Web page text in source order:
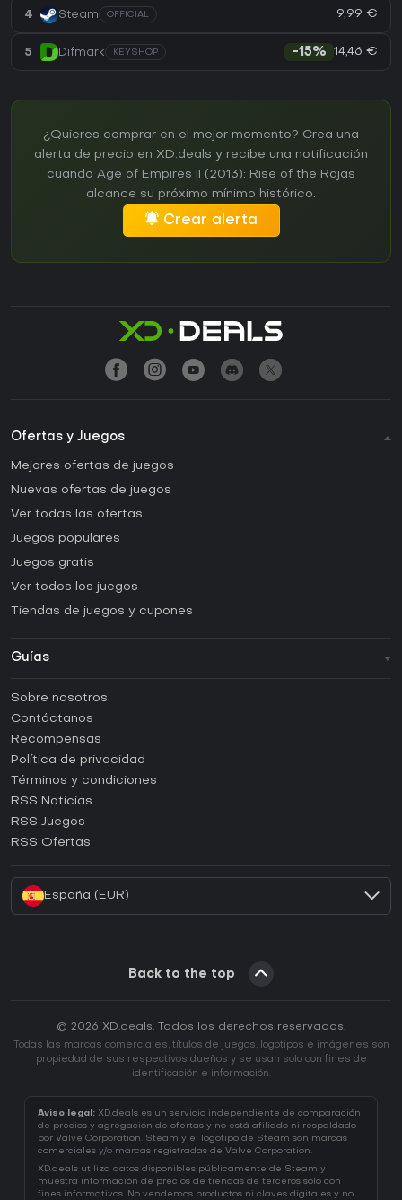
4 Steam OFFICIAL 9,99 €
5 Difmark KEYSHOP -15% 14,46 €
¿Quieres comprar en el mejor momento? Crea una
alerta de precio en XD.deals y recibe una notificación
cuando Age of Empires II (2013): Rise of the Rajas
alcance su próximo mínimo histórico.
Crear alerta
Ofertas y Juegos
Mejores ofertas de juegos
Nuevas ofertas de juegos
Ver todas las ofertas
Juegos populares
Juegos gratis
Ver todos los juegos
Tiendas de juegos y cupones
Guías
Guías y tutoriales
¿Cómo activar una CD Key de Steam?
¿Cómo activar una CD Key de Epic Games?
¿Cómo activar una CD Key de GOG?
¿Cómo activar una CD Key de Ubisoft Connect?
Sobre nosotros
Contáctanos
Recompensas
Política de privacidad
Términos y condiciones
RSS Noticias
RSS Juegos
RSS Ofertas
España (EUR)
Back to the top
© 2026 XD.deals. Todos los derechos reservados.
Todas las marcas comerciales, títulos de juegos, logotipos e imágenes son
propiedad de sus respectivos dueños y se usan solo con fines de
identificación e información.
Aviso legal: XD.deals es un servicio independiente de comparación
de precios y agregación de ofertas y no está afiliado ni respaldado
por Valve Corporation. Steam y el logotipo de Steam son marcas
comerciales y/o marcas registradas de Valve Corporation.
XD.deals utiliza datos disponibles públicamente de Steam y
muestra información de precios de tiendas de terceros solo con
fines informativos. No vendemos productos ni claves digitales y no